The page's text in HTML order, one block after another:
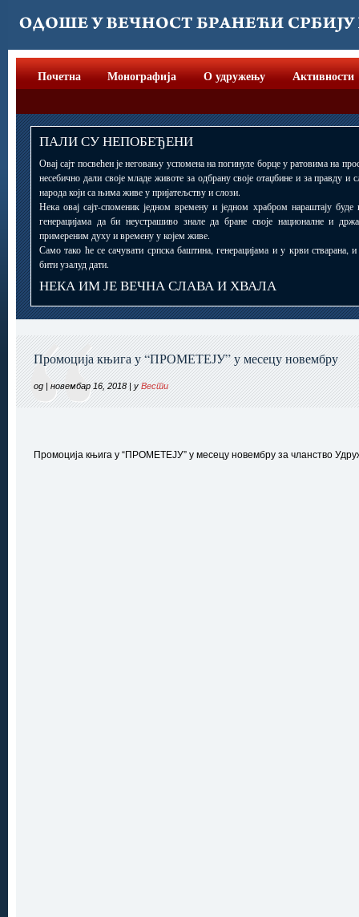
Почетна Монографија О удружењу Активности
ПАЛИ СУ НЕПОБЕЂЕНИ
Овај сајт посвећен је неговању успомена на погинуле борце у ратовима на
несебично дали своје младе животе за одбрану своје отаџбине и за правду и
народа који са њима живе у пријатељству и слози.
Нека овај сајт-споменик једном времену и једном храбром нараштају
генерацијама да би неустрашиво знале да бране своје националне и
примереним духу и времену у којем живе.
Само тако ће се сачувати српска баштина, генерацијама и у крви
бити узалуд дати.
НЕКА ИМ ЈЕ ВЕЧНА СЛАВА И ХВАЛА
Промоција књига у “ПРОМЕТЕЈУ” у месецу новембру
од | новембар 16, 2018 | уВести
Промоција књига у “ПРОМЕТЕЈУ” у месецу новембру за чланство